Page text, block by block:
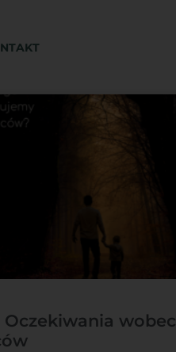
Oczekiwania wobec